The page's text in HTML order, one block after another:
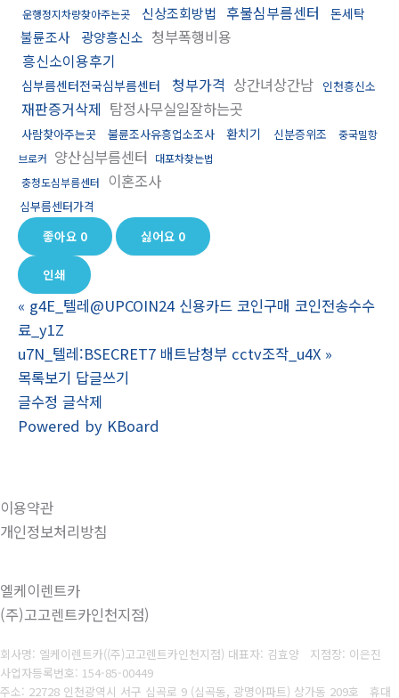
운행정지차량찾아주는곳 신상조회방법 후불심부름센터 돈세탁
불륜조사 광양흥신소 청부폭행비용
흥신소이용후기
심부름센터전국심부름센터 청부가격 상간녀상간남 인천흥신소
재판증거삭제 탐정사무실일잘하는곳
사람찾아주는곳 불륜조사유흥업소조사 환치기 신분증위조
중국밀항
브로커 양산심부름센터
대포차찾는법
충청도심부름센터
이혼조사
심부름센터가격
좋아요 0 싫어요 0
인쇄
« g4E_텔레@UPCOIN24 신용카드 코인구매 코인전송수수
료_y1Z
u7N_텔레:BSECRET7 배트남청부 cctv조작_u4X »
목록보기 답글쓰기
글수정 글삭제
Powered by KBoard
이용약관
개인정보처리방침
엘케이렌트카
(주)고고렌트카인천지점)
회사명: 엘케이렌트카((주)고고렌트카인천지점) 대표자: 김효양 지점장: 이은진
사업자등록번호: 154-85-00449
주소: 22728 인천광역시 서구 심곡로 9 (심곡동, 광명아파트) 상가동 209호 휴대